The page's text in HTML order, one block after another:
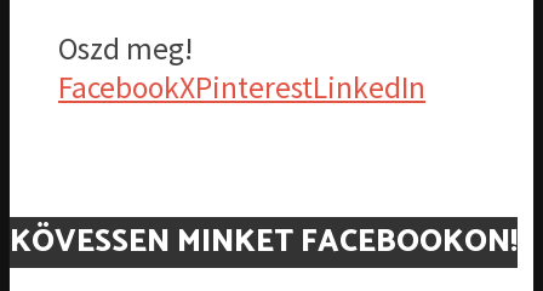
Oszd meg!
FacebookXPinterestLinkedIn
KÖVESSEN MINKET FACEBOOKON!